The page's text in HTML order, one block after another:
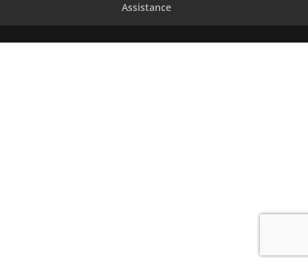
Assistance